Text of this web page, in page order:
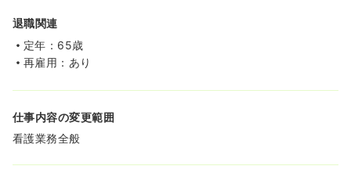
退職関連
定年：65歳
再雇用：あり
仕事内容の変更範囲
看護業務全般